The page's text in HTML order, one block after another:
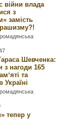
війни влада
з
замість
рашизму?!
Шевченка:
з нагоди 165
та
тепер у